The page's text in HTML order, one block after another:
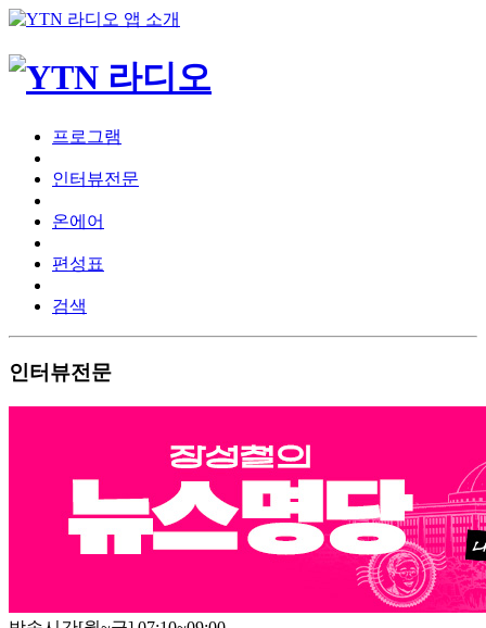
프로그램
인터뷰전문
온에어
편성표
검색
인터뷰전문